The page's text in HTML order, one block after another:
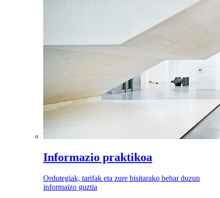
Informazio praktikoa
Ordutegiak, tarifak eta zure bisitarako behar duzun
informaizo guztia